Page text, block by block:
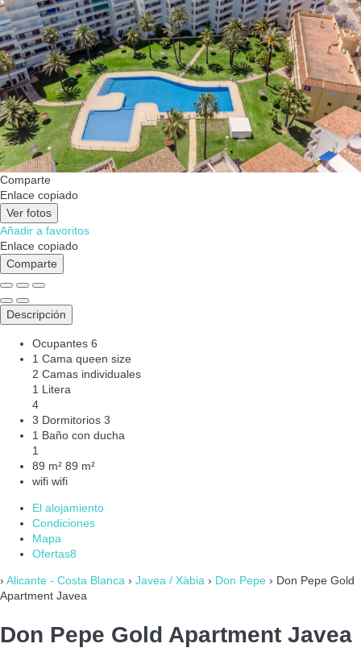
Comparte
Enlace copiado
Ver fotos
Añadir a favoritos
Enlace copiado
Comparte
Descripción
Ocupantes 6
1 Cama queen size
2 Camas individuales
1 Litera
4
3 Dormitorios 3
1 Baño con ducha
1
89 m² 89 m²
wifi wifi
El alojamiento
Condiciones
Mapa
Ofertas8
› Alicante - Costa Blanca › Javea / Xàbia › Don Pepe › Don Pepe Gold
Apartment Javea
Don Pepe Gold Apartment Javea